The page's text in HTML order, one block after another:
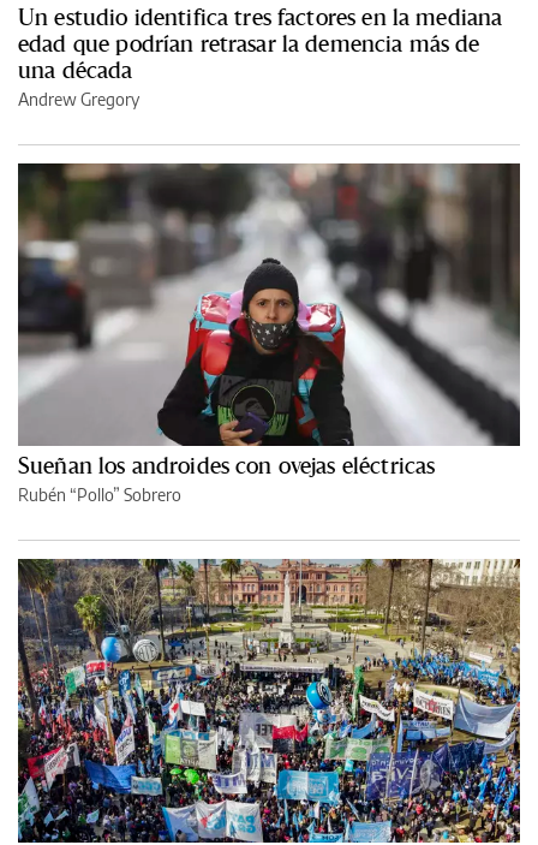
Un estudio identifica tres factores en la mediana
edad que podrían retrasar la demencia más de
una década
Andrew Gregory
Sueñan los androides con ovejas eléctricas
Rubén “Pollo” Sobrero